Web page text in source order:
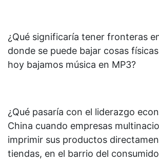
¿Qué significaría tener fronteras
donde se puede bajar cosas
hoy bajamos música en MP3?
¿Qué pasaría con el liderazgo
China cuando empresas
imprimir sus productos
tiendas, en el barrio del